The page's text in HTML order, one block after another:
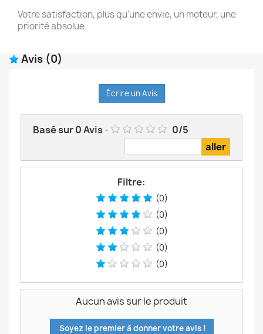
Votre satisfaction, plus qu'une envie, un moteur, une
priorité absolue.
Avis (0)
Écrire un Avis
Basé sur0Avis- 0/5
Filtre:
(0)
(0)
(0)
(0)
(0)
Aucun avis sur le produit
Soyez le premier à donner votre avis !